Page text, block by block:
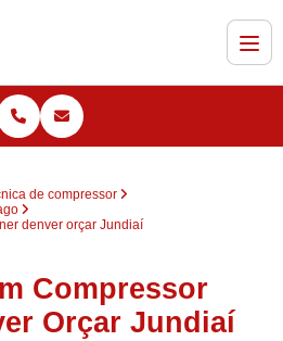
de compressor
denver orçar Jundiaí
Compressor
Orçar Jundiaí